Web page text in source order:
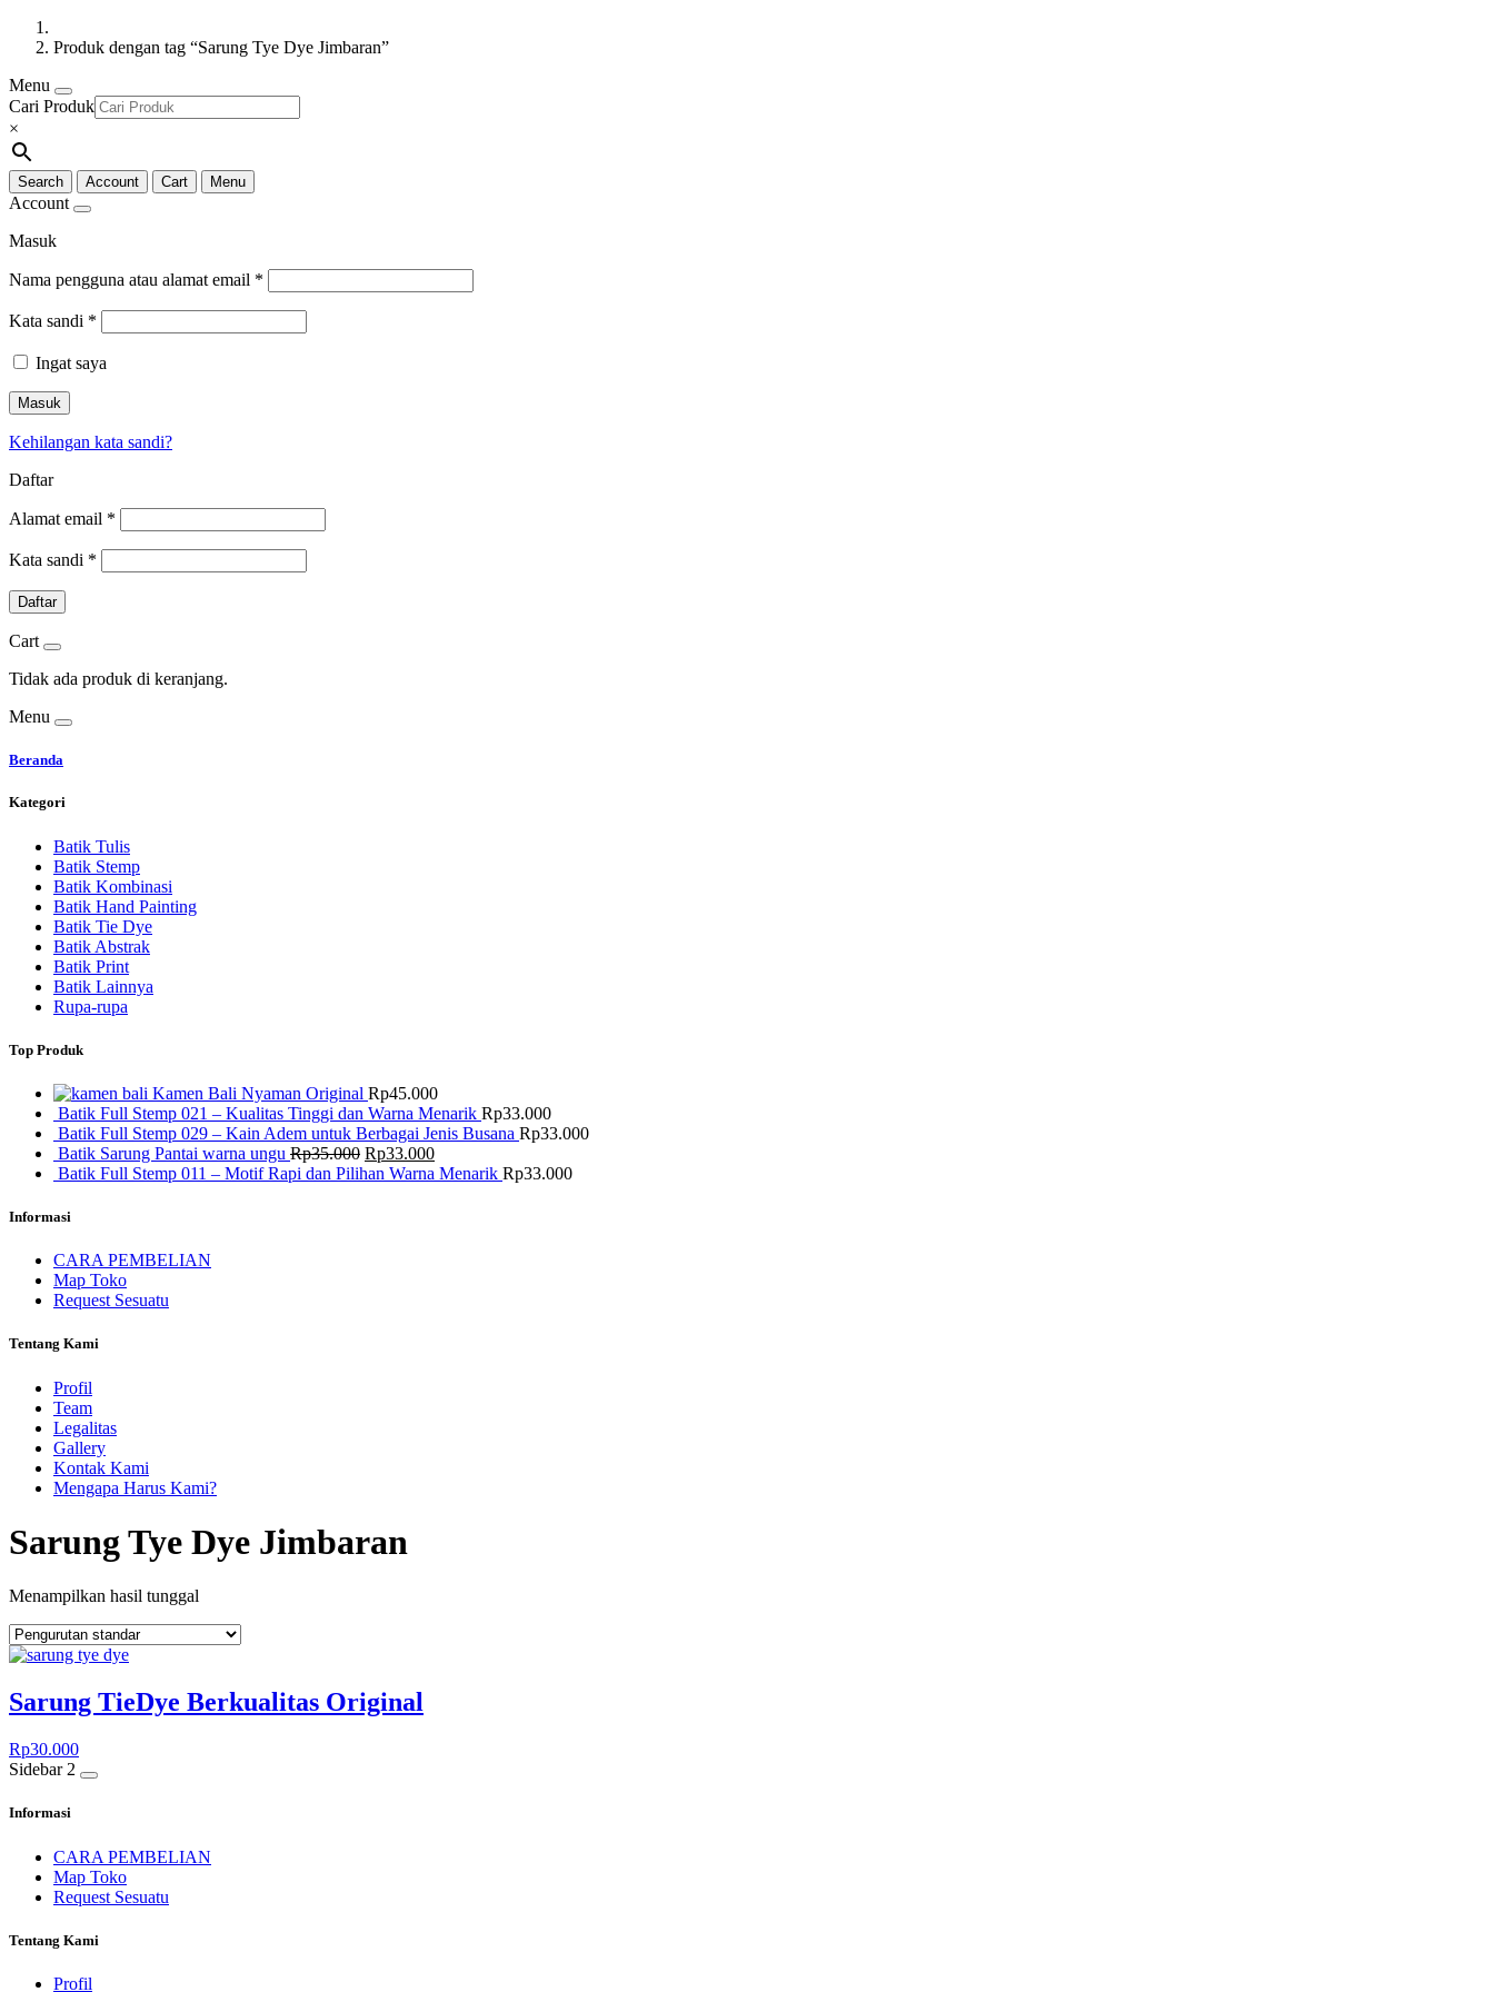
Produk dengan tag “Sarung Tye Dye Jimbaran”
Menu
Cari Produk
×
Search Account Cart Menu
Account
Masuk
Nama pengguna atau alamat email *
Kata sandi *
Ingat saya
Masuk
Kehilangan kata sandi?
Daftar
Alamat email *
Kata sandi *
Daftar
Cart
Tidak ada produk di keranjang.
Menu
Beranda
Kategori
Batik Tulis
Batik Stemp
Batik Kombinasi
Batik Hand Painting
Batik Tie Dye
Batik Abstrak
Batik Print
Batik Lainnya
Rupa-rupa
Top Produk
Kamen Bali Nyaman Original Rp45.000
Batik Full Stemp 021 – Kualitas Tinggi dan Warna Menarik Rp33.000
Batik Full Stemp 029 – Kain Adem untuk Berbagai Jenis Busana Rp33.000
Batik Sarung Pantai warna ungu Rp35.000 Harga
aslinya
Rp33.000Harga
saat
Batik Full Stemp 011 – Motif Rapi dan Pilihan Warna Menarik Rp33.000
Informasi
CARA PEMBELIAN
Map Toko
Request Sesuatu
Tentang Kami
Profil
Team
Legalitas
Gallery
Kontak Kami
Mengapa Harus Kami?
Sarung Tye Dye Jimbaran
Menampilkan hasil tunggal
Sarung TieDye Berkualitas Original
Rp30.000
Sidebar 2
Informasi
CARA PEMBELIAN
Map Toko
Request Sesuatu
Tentang Kami
Profil